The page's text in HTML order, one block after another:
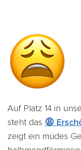
Auf Platz 14 in
steht das 😩
zeigt ein müdes